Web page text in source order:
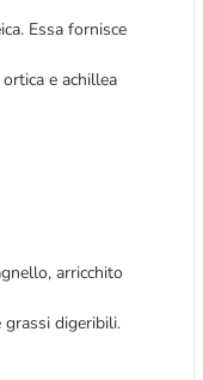
Essa fornisce
e achillea
arricchito
grassi digeribili.